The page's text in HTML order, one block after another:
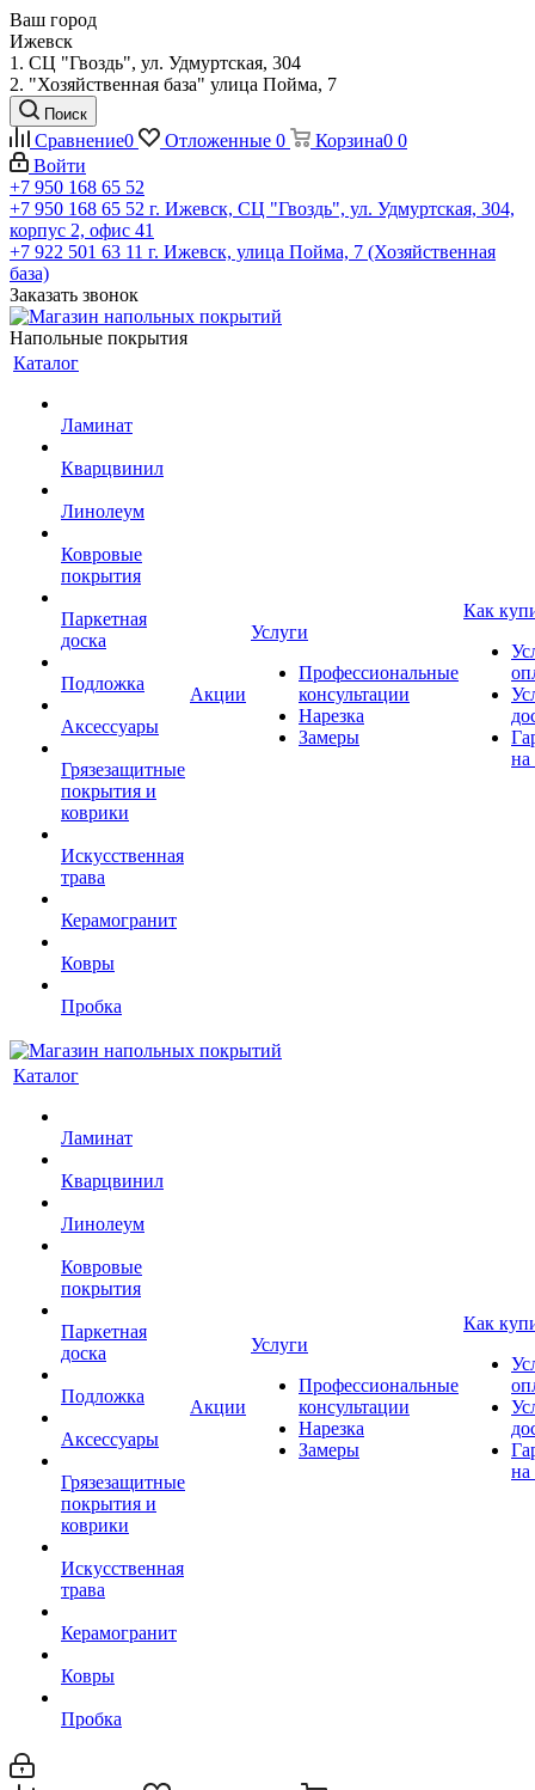
Ваш город
Ижевск
1. СЦ "Гвоздь", ул. Удмуртская, 304
2. "Хозяйственная база" улица Пойма, 7
Поиск
Сравнение0 Отложенные 0 Корзина0 0
Войти
+7 950 168 65 52
+7 950 168 65 52 г. Ижевск, СЦ "Гвоздь", ул. Удмуртская, 304,
корпус 2, офис 41
+7 922 501 63 11 г. Ижевск, улица Пойма, 7 (Хозяйственная
база)
Заказать звонок
Напольные покрытия
Каталог
Ламинат
Кварцвинил
Линолеум
Ковровые
покрытия
Паркетная
доска
Подложка
Аксессуары
Грязезащитные
покрытия и
коврики
Искусственная
трава
Керамогранит
Ковры
Пробка
Акции
Услуги
Профессиональные
консультации
Нарезка
Замеры
Как
на
Каталог
Ламинат
Кварцвинил
Линолеум
Ковровые
покрытия
Паркетная
доска
Подложка
Аксессуары
Грязезащитные
покрытия и
коврики
Искусственная
трава
Керамогранит
Ковры
Пробка
Акции
Услуги
Профессиональные
консультации
Нарезка
Замеры
Как
на